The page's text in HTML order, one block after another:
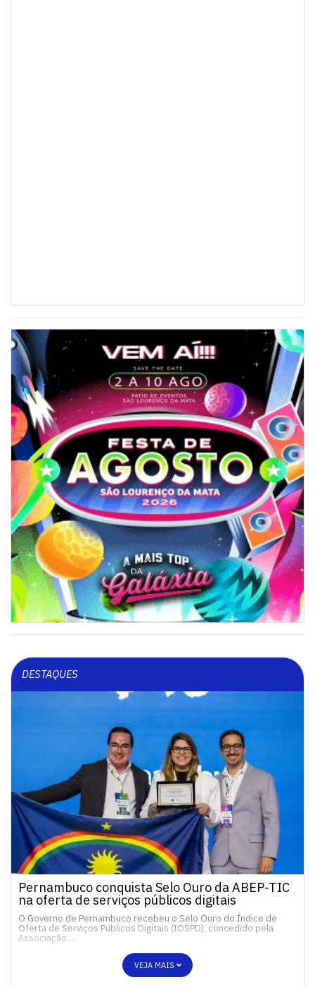
DESTAQUES
Pernambuco conquista Selo Ouro da ABEP-TIC
na oferta de serviços públicos digitais
O Governo de Pernambuco recebeu o Selo Ouro do Índice de
Oferta de Serviços Públicos Digitais (IOSPD), concedido pela
Associação…
VEJA MAIS